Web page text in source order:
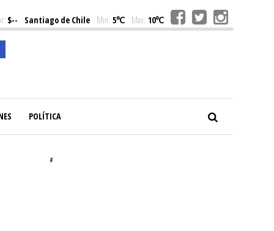
$-- Santiago de Chile Min: 5℃ Max: 10℃
POLÍTICA
#